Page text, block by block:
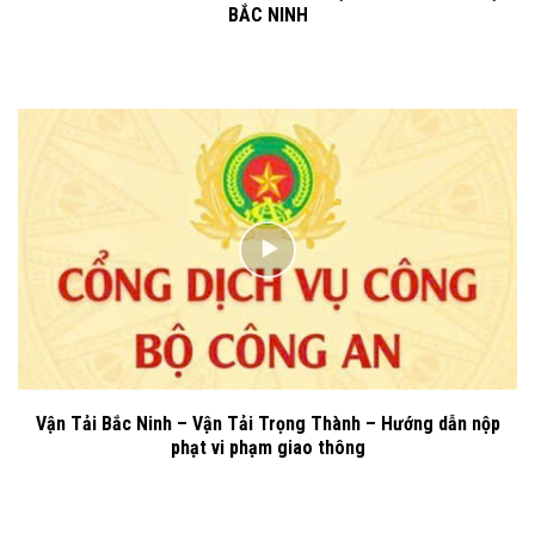
BẮC NINH
Vận Tải Bắc Ninh – Vận Tải Trọng Thành – Hướng dẫn nộp
phạt vi phạm giao thông